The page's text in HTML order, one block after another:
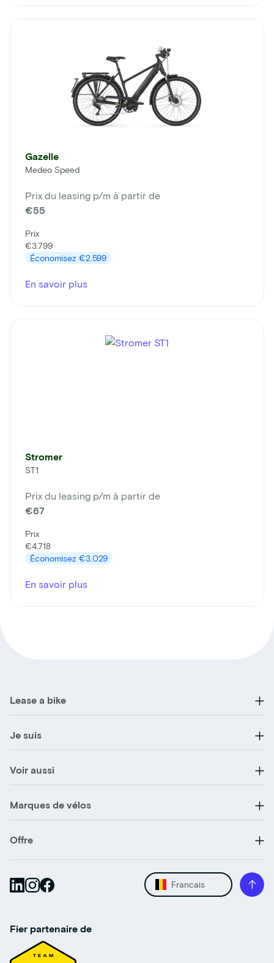
Gazelle
Medeo Speed
Prix du leasing p/m à partir de
€55
Prix
€3.799
Économisez €2.599
En savoir plus
Stromer
ST1
Prix du leasing p/m à partir de
€67
Prix
€4.718
Économisez €3.029
En savoir plus
Lease a bike
Je suis
Voir aussi
Marques de vélos
Offre
Francais
Fier partenaire de